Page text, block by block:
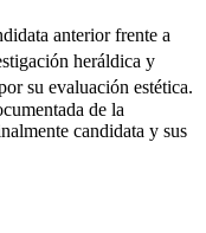
anterior frente a
heráldica y
su evaluación estética.
de la
candidata y sus